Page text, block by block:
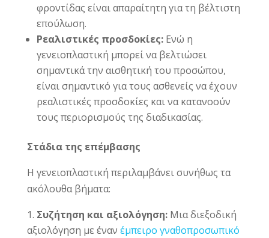
φροντίδας είναι απαραίτητη για τη βέλτιστη
επούλωση.
Ρεαλιστικές προσδοκίες:Ενώ η
γενειοπλαστική μπορεί να βελτιώσει
σημαντικά την αισθητική του προσώπου,
είναι σημαντικό για τους ασθενείς να έχουν
ρεαλιστικές προσδοκίες και να κατανοούν
τους περιορισμούς της διαδικασίας.
Στάδια της επέμβασης
Η γενειοπλαστική περιλαμβάνει συνήθως τα
ακόλουθα βήματα:
Συζήτηση και αξιολόγηση:Μια διεξοδική
αξιολόγηση με έναν έμπειρο γναθοπροσωπικό